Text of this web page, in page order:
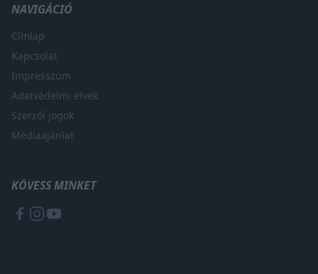
NAVIGÁCIÓ
Címlap
Kapcsolat
Impresszum
Adatvédelmi elvek
Szerzői jogok
Médiaajánlat
KÖVESS MINKET